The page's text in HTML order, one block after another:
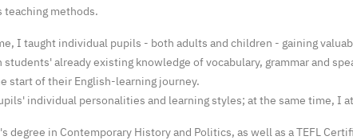
teaching methods.
I taught individual pupils - both adults and children - gaining
already existing knowledge of vocabulary, grammar and
start of their English-learning journey.
individual personalities and learning styles; at the same time, I
degree in Contemporary History and Politics, as well as a TEFL